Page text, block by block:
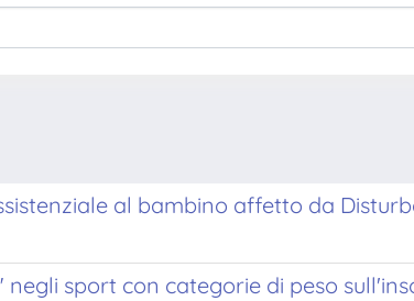
al bambino affetto da
sport con categorie di peso